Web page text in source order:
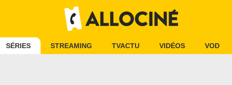
SÉRIES STREAMING TVACTU VIDÉOS VOD